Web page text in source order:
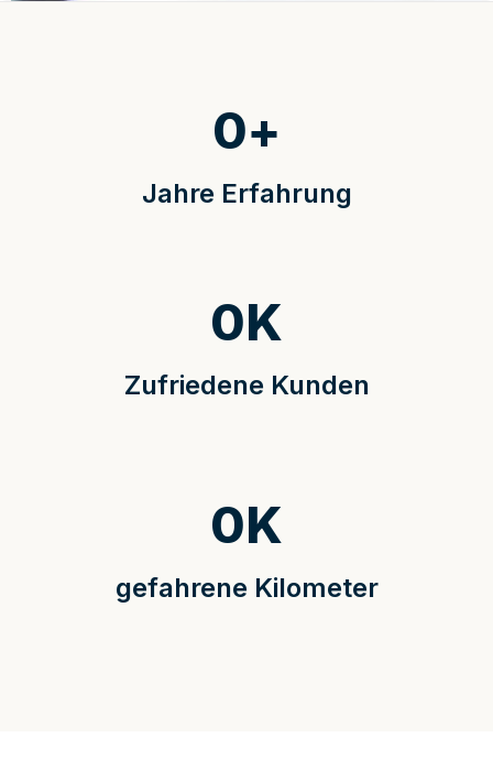
Jahre Erfahrung
0+
Zufriedene Kunden
0K
gefahrene Kilometer
0K